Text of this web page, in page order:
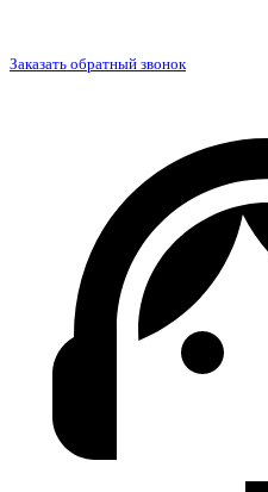
Заказать обратный звонок